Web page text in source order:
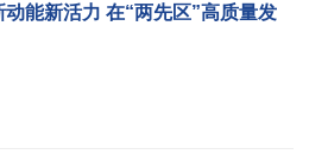
能新活力 在“两先区”高质量发